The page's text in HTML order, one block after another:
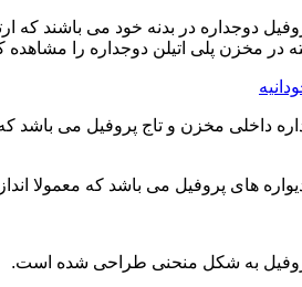
در مخزن پلی اتیلن دوجداره را مشاهده
می باشد که معمولا اندازه آن از ۳ سانتیمتر تا ۱۶